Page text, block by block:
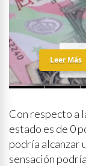
Leer Más
Con respecto a
estado es de 0
podría alcanzar
sensación